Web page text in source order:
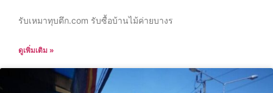
รับเหมาทุบตึก.com รับซื้อบ้านไม้ค่ายบางร
ดูเพิ่มเติม »